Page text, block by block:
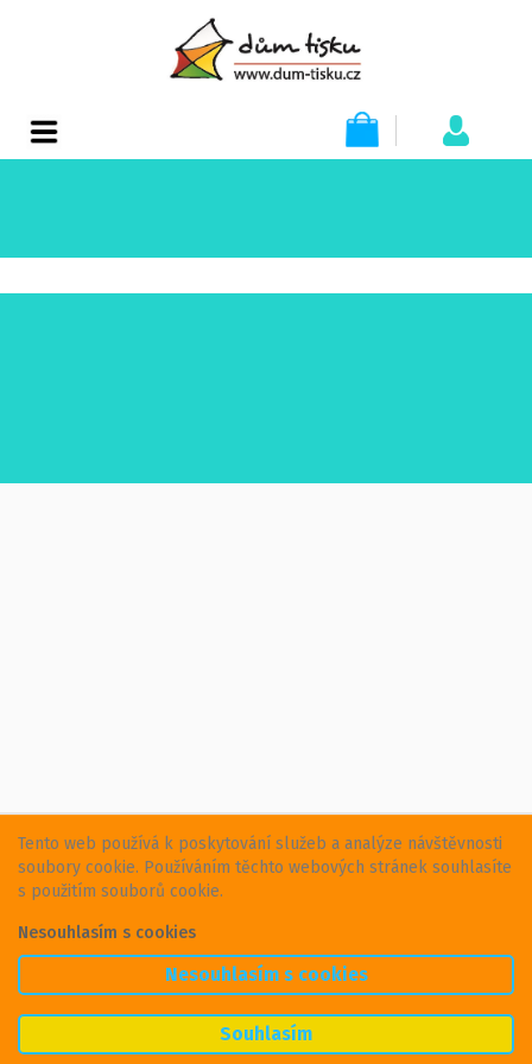
Tento web používá k poskytování služeb a analýze návštěvnosti
soubory cookie. Používáním těchto webových stránek souhlasíte
s použitím souborů cookie.
Nesouhlasím s cookies
Nesouhlasím s cookies
Souhlasím